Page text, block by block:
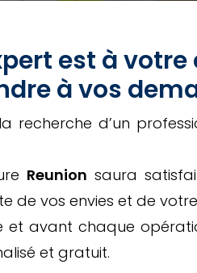
est à
à vos
recherche d’un
Reunion saura
de vos envies et de
et avant chaque
et gratuit.